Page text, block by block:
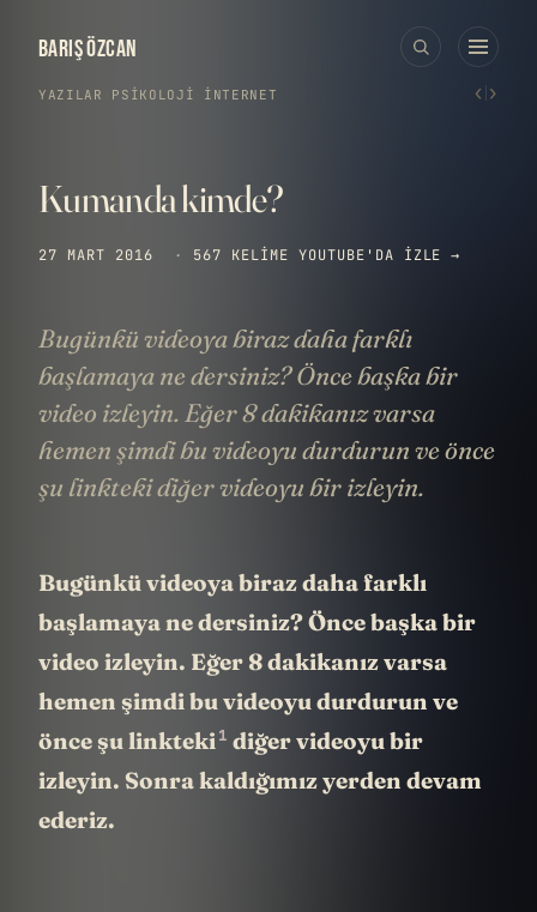
BARIŞ ÖZCAN
YAZILAR PSIKOLOJI İNTERNET ‹ ›
Kumanda kimde?
27 MART 2016 · 567 KELIME YOUTUBE'DA IZLE →
Bugünkü videoya biraz daha farklı
başlamaya ne dersiniz? Önce başka bir
video izleyin. Eğer 8 dakikanız varsa
hemen şimdi bu videoyu durdurun ve önce
şu linkteki diğer videoyu bir izleyin.
Bugünkü videoya biraz daha farklı
başlamaya ne dersiniz? Önce başka bir
video izleyin. Eğer 8 dakikanız varsa
hemen şimdi bu videoyu durdurun ve
önce şu linkteki1 diğer videoyu bir
izleyin. Sonra kaldığımız yerden devam
ederiz.